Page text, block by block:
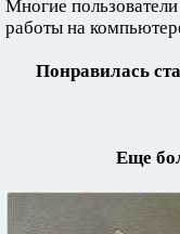
Многие
работы на
Понравилась
Еще